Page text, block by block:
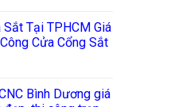
Sắt Tại TPHCM Giá
Cửa Cổng Sắt
Bình Dương giá